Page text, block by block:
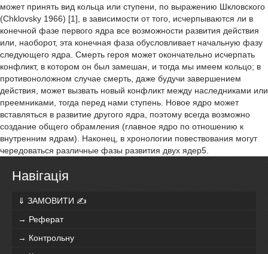
может принять вид кольца или ступени, по выражению Шкловского
(Chklovsky 1966) [1], в зависимости от того, исчерпываются ли в
конечной фазе первого ядра все возможности развития действия
или, наоборот, эта конечная фаза обусловливает начальную фазу
следующего ядра. Смерть героя может окончательно исчерпать
конфликт, в котором он был замешан, и тогда мы имеем кольцо; в
противоноложном случае смерть, даже будучи завершением
действия, может вызвать новый конфликт между наследниками или
преемниками, тогда перед нами ступень. Новое ядро может
вставляться в развитие другого ядра, поэтому всегда возможно
создание общего обрамления (главное ядро по отношению к
внутренним ядрам). Наконец, в хронологии повествования могут
чередоваться различные фазы развития двух ядер5.
Навігація
⇓ ЗАМОВИТИ ✍
→ Реферат
→ Контрольну